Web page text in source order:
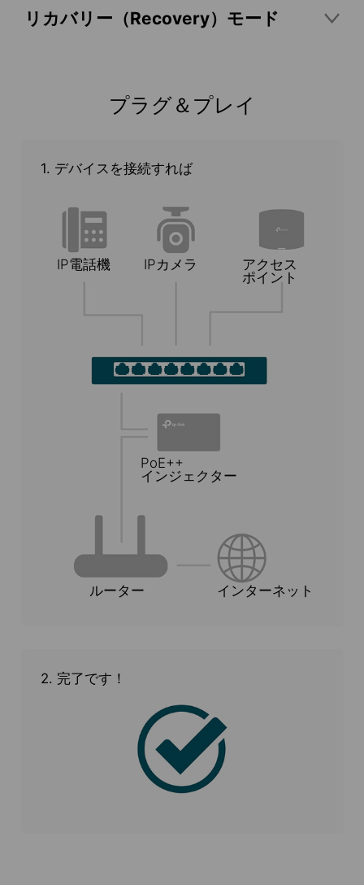
リカバリー（Recovery）モード
ラやアクセスポイント等のデバイスを自動で
再起動。手動でデバイス監視や再起動を行う
プラグ＆プレイ
1. デバイスを接続すれば
IP電話機 IPカメラ
アクセス
ポイント
PoE++
インジェクター
インターネット
ルーター
2. 完了です！